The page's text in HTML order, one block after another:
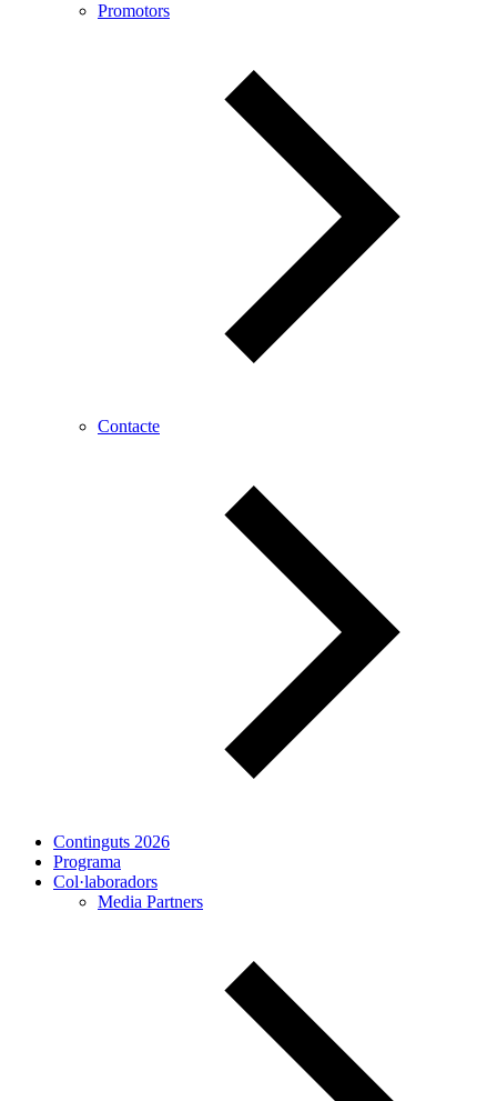
Promotors
Contacte
Continguts 2026
Programa
Col·laboradors
Media Partners